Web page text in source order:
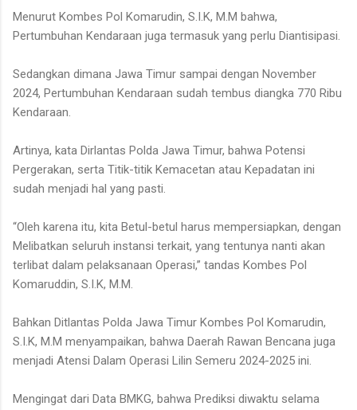
Menurut Kombes Pol Komarudin, S.I.K, M.M bahwa,
Pertumbuhan Kendaraan juga termasuk yang perlu Diantisipasi.
Sedangkan dimana Jawa Timur sampai dengan November
2024, Pertumbuhan Kendaraan sudah tembus diangka 770 Ribu
Kendaraan.
Artinya, kata Dirlantas Polda Jawa Timur, bahwa Potensi
Pergerakan, serta Titik-titik Kemacetan atau Kepadatan ini
sudah menjadi hal yang pasti.
“Oleh karena itu, kita Betul-betul harus mempersiapkan, dengan
Melibatkan seluruh instansi terkait, yang tentunya nanti akan
terlibat dalam pelaksanaan Operasi,” tandas Kombes Pol
Komaruddin, S.I.K, M.M.
Bahkan Ditlantas Polda Jawa Timur Kombes Pol Komarudin,
S.I.K, M.M menyampaikan, bahwa Daerah Rawan Bencana juga
menjadi Atensi Dalam Operasi Lilin Semeru 2024-2025 ini.
Mengingat dari Data BMKG, bahwa Prediksi diwaktu selama